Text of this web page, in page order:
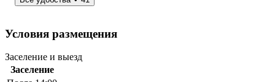
Условия размещения
Заселение и выезд
Заселение